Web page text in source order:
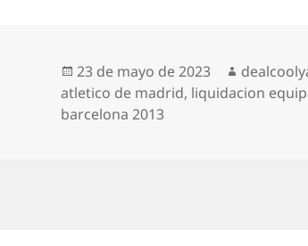
Publicado
el
23 de mayo de 2023 Autor
atletico de madrid, liquidacion
barcelona 2013